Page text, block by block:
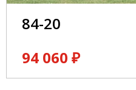
84-20
94 060 ₽